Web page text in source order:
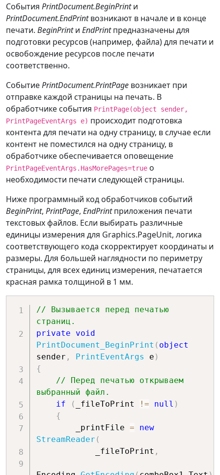
} ;
switch ( graphics .PageUnit)
{
case GraphicsUnit .Display
        rectPen
.Width = (1 *
100.0f) / 25.4f ;
        graphics
.DrawRectangle(
            rectPen
,
0, 0,
8.267716535433071f
100.0f, 11.69291338582677f
*
100.0f);
break;
// Ширина пера 1мм
        rectPen
.Width = (1
*
72.0f) / 25.4f;
        linesPerPage
=
( e.MarginBounds.
Height
* (72.0f / 100.0f)) / fontHeight;
        leftMargin
=
e.MarginBounds .Left
100.0f);
        topMargin
=
e.MarginBounds
100.0f)
        graphics
.DrawRectangle(
            rectPen
,
8.267716535433071f
72.0f, 11.69291338582677f
72.0f )
case GraphicsUnit
// Ширина пера 1мм
        linesPerPage
=
События PrintDocument.BeginPrintи
PrintDocument.EndPrintвозникают в начале и в конце
печати. BeginPrintи EndPrintпредназначены для
подготовки ресурсов (например, файла) для печати и
освобождение ресурсов после печати
соответственно.
СобытиеPrintDocument.PrintPage возникает при
отправке каждой страницы на печать. В
обработчике события PrintPage(object sender,
PrintPageEventArgs e) происходит подготовка
контента для печати на одну страницу, в случае если
контент не поместился на одну страницу, в
обработчике обеспечивается оповещение
PrintPageEventArgs.HasMorePages=true о
необходимости печати следующей страницы.
Ниже программный код обработчиков событий
BeginPrint, PrintPage, EndPrintприложения печати
текстовых файлов. Если выбирать различные
единицы измерения для Graphics.PageUnit, логика
соответствующего кода скорректирует координаты и
размеры. Для большей наглядности по периметру
страницы, для всех единиц измерения, печатается
красная рамка толщиной в 1 мм.
// Вызывается перед печатью
страниц.
private
void
PrintDocument_BeginPrint ( object
sender , PrintEventArgs e )
{
// Перед печатью открываем
выбранный файл.
if
( _fileToPrint != null )
{
        _printFile
=
new
StreamReader (
            _fileToPrint
,